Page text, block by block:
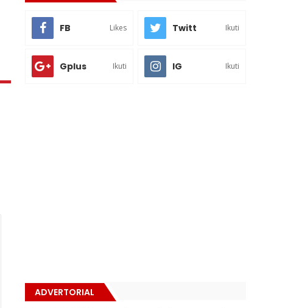
FB Likes Twitt Ikuti
Gplus Ikuti IG Ikuti
ADVERTORIAL